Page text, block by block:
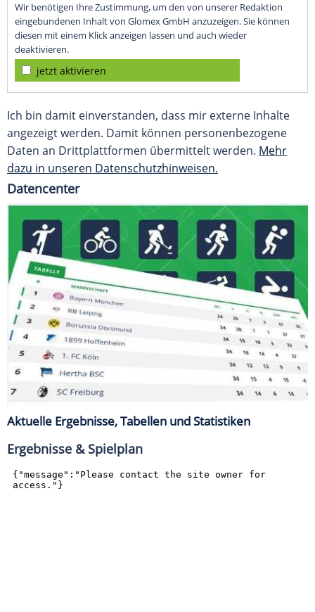
Wir benötigen Ihre Zustimmung, um den von unserer Redaktion
eingebundenen Inhalt von Glomex GmbH anzuzeigen. Sie können
diesen mit einem Klick anzeigen lassen und auch wieder
deaktivieren.
jetzt aktivieren
Ich bin damit einverstanden, dass mir externe Inhalte
angezeigt werden. Damit können personenbezogene
Daten an Drittplattformen übermittelt werden. Mehr
dazu in unseren Datenschutzhinweisen.
Datencenter
Aktuelle Ergebnisse, Tabellen und Statistiken
Ergebnisse & Spielplan